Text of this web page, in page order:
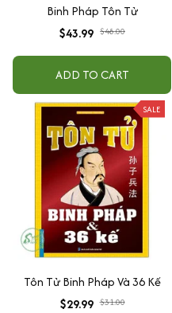
Binh Pháp Tôn Tử
$43.99 $48.00
ADD TO CART
SALE
Tôn Tử Binh Pháp Và 36 Kế
$29.99 $31.00